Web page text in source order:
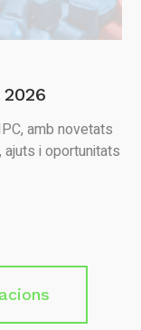
amb novetats
i oportunitats